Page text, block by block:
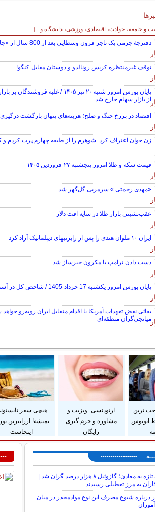
و جامعه، حوادث، اقتصادی، ورزشی، دانشگاه و...)داغ
دفترچۀ چرمی یک تاجر قرون وسطایی بعد از 800 سال از «چاه توالت» بیرون آمد
توقف غیرمنتظره کریس رونالدو و دوستان مقابل کنگو!
از بازار سهام خارج شد
اقتصاد در برزخ جنگ و صلح؛ هزینه‌های پنهان بازگشت درگیری
زن جوان اعتراف کرد: شوهرم را از طبقه چهارم پرت کردم و
قیمت سکه و طلا امروز پنجشنبه ۲۷ فروردین ۱۴۰۵
«مهدی رحمتی » سرمربی گل‌گهر شد
عقب‌نشینی بازار طلا در سایه افت دلار
ایران ۱۰ ملوان هندی را پس از رایزنیهای دیپلماتیک آزاد کرد
دست دادن ترامپ با مکرون خبرساز شد
پایان بورس امروز یکشنبه 17 خرداد 1405 / شاخص کل در آستانه فتح سقف تاریخی
بقائی:نقض تعهدات آمریکا با اقدام متقابل ایران روبه‌رو خواهد
میانجی‌گران منطقه‌ای
ترین
اتوبوس
ارتودنسی+ویزیت و
مشاوره و جرم گیری
رایگان
هیچی سفر
نمیشه! ارزانترین
اینجاست
------------------
شوک تازه به معادن؛ گازوئیل ۸ هزار درصد گران شد |
به مرز تعطیلی رسیدند
درباره شیوع مصرف این نوع موادمخدر در میان